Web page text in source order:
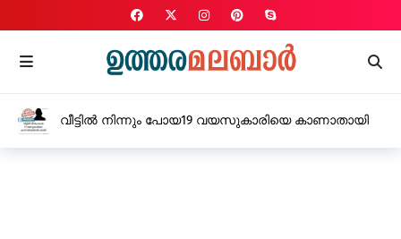
വീട്ടിൽ നിന്നും പോയ19 വയസുകാരിയെ കാണാതായി